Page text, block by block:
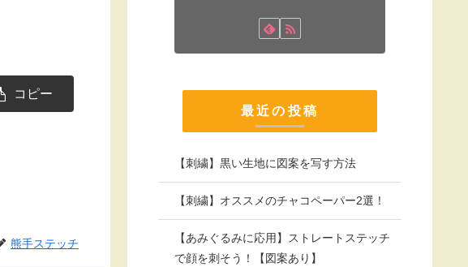
コピー
熊手ステッチ
最近の投稿
【刺繍】黒い生地に図案を写す方法
【刺繍】オススメのチャコペーパー2選！
【あみぐるみに応用】ストレートステッチ
で顔を刺そう！【図案あり】